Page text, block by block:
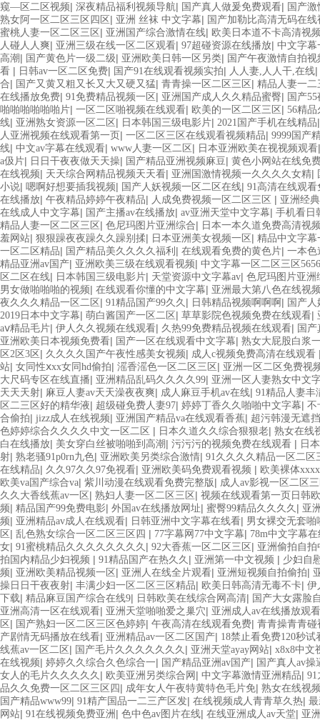
窥—区二区视频| 深夜精品福利视频导航| 国产真人做爰免费观看| 国产
熟女阿一区二区三区四区 | 亚洲 丝袜 中文字幕| 国产加勒比高清无码在线
蜜桃人妻一区二区三区 | 亚洲国产综合激情在线| 欧美日本道不卡高清视
人碰人人爽| 亚洲三级在线一区二区观看| 97超碰资源在线播放| 中文字幕
高潮| 国产黄色片一级二级| 亚洲欧美日韩一区另类| 国产午夜激情自拍视
看 | 日韩av一区二区免费| 国产91在线观看视频实拍| 人人妻,人人干,在线|
合| 国产又黄又粗又长又大又硬又猛| 青青操一区二区三区 | 精品人妻一二
在线播放免费| 91免费精品视频一区 | 亚洲国产成人久久精品蜜臀| 国产
啪啪啪啪啪啪片| 一区二区啪视频在线观看| 欧美的一区二区三区 | 56精
线| 亚洲熟女资源一区二区 | 日本韩国三级电影片| 2021国产手机在线精品
人亚洲视频在线观看第一页 | 一区二区三区在线观看视频精品| 9999国产
线| 中文av字幕在线观看| www人妻一区二区 | 日本亚洲欧美在视视频观看
a伋片| 日日干夜夜做天天操| 国产精品亚洲视频麻豆| 黄色小网站在线免
在线视频| 天天综合网精品视频天天看| 亚洲国激情视频一久久久久女精|
小说| 嗯啊好想要插我视频| 国产人妖视频一区二区在线| 91高清在线观看
在线播放| 午夜精品婷婷午夜精品| 人成免费视频一区二区三区 | 亚洲经
在线成人中文字幕| 国产主播av在线播放| av亚洲天堂中文字幕| 手机看日
精品人妻一区二区三区 | 色尼玛图片亚洲综合| 日本一本久道免费高清视
羞网站| 狠狠躁夜夜躁久久躁别揉| 日本亚洲美女视频一区 | 精品中文字
一区二区精品| 国产精品美久久久久福利 | 在线观看免费的黄色片| 一本色
精品亚洲av国产| 亚洲欧美三级在线观看视频| 中文字幕一区二区三区5656
区二区在线| 日本韩国三级电影片| 天堂资源中文字幕av| 色尼玛图片亚洲
男女做啪啪啪的视频| 在线观看你懂的中文字幕| 亚洲最大第八色在线视
夜久久久精品一区二区 | 91精品国产99久久 | 日韩精品视频啊啊啊 | 国产
2019日本中文字幕| 萌白酱国产一区二区 | 草草影院色视频免费在线观看|
aⅴ精品毛片| 伊人久久视频在线观看| 久热99免费精品视频在线观看| 国
亚洲欧美日本视频免费看| 国产一区在线观看中文字幕| 熟女大屁股白浆
区2区3区 | 久久久久国产午夜性感美女视频| 成人c视频免费高清在线观看
站| 女同性ⅹxx女同hd偷拍| 滛香滛色一区二区三区 | 亚洲一区二区免费视
大尺码专区在线直播| 亚洲精品乱码久久久久99| 亚洲一区人妻熟女中文
天天天射| 麻豆人妻av天天澡夜夜爽| 成人麻豆手机av在线| 91精品人妻丰
区二三区好的精华液| 超级碰免费人妻97| 婷婷丁香久久啪啪中文字幕| 不
合偷拍| jizz成人在线视频| 亚洲国产精品va在线观看香蕉| 超污韩漫无遮
色婷婷综合久久久久中文一区二区 | 日本久道久久综合狠狠老| 熟女在线
白在线播放| 美女穿白丝被啪啪到高潮| 污污污的视频免费在线观看 | 日
射| 熟老骚91p0rn九色| 亚洲欧美另类综合激情| 91久久久久精品一区二区
在线精品| 久久97久久97免视看| 亚洲欧美码免费观看视频 | 欧美裸体
欧美va国产综合va| 紫川动漫在线观看免费完整版 | 成人av影视一区二区
久久大香线蕉av一区 | 熟妇人妻一区二区三区 | 视频在线观看第一页日韩
频| 精品国产99免费电影| 外国av在线播放网址| 蜜臀99精品久久久久 | 亚
频| 亚洲精品av成人在线观看| 日韩亚洲中文字幕在线看| 男女裸交无套啪
区 | 乱色熟女综合一区二区三区四 | 77字幕网77中文字幕| 78m中文字幕
女| 91蜜桃精品久久久久久久久久 | 92大香蕉一区二区三区 | 亚洲偷拍自拍
拍国内精品少妇视频 | 91精品国产在热久久 | 亚洲第一中文视频 | 少妇自
频| 亚洲欧美精品视频一区 | 亚洲人在线全片观看| 亚洲短视频自拍偷拍|
操日日干夜夜射| 丰满少妇一区二区三区精品| 欧美日韩高清无毒不卡| 伊
下载| 精品麻豆国产综合在线9| 日韩欧美在线综合网高清| 国产大女露脸
亚洲高清一区在线观看| 亚洲天堂啪啪爱之巢穴| 亚洲成人av在线播放观看
区 | 国产熟妇一区二区三区色婷婷| 午夜高清在线观看免费| 青青操青青
产剧情无码播放在线看| 亚洲精品av一区二区国产| 18禁止看免费120秒试
线蕉av一区二区 | 国产毛片久久久久久久久 | 亚洲天堂ayay网站| x8x8中文
在线视频| 婷婷久久综合久色综合一| 国产精品亚洲av国产| 国产真人av操
女人的毛片久久久久久 | 欧美亚洲另类综合网 | 中文字幕激情亚洲精品| 91
品久久免费一区二区三区四 | 成年女人午夜特黄特色毛片免| 熟女在线视
国产精品www99| 91精产国品一二三产区发| 在线视频成人青青草久热|
网站| 91在线视频免费亚洲 | 色中色av图片在线| 在线亚洲成人av天堂| 亚